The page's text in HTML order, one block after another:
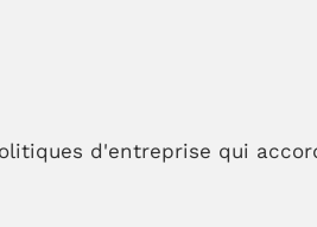
d'entreprise qui